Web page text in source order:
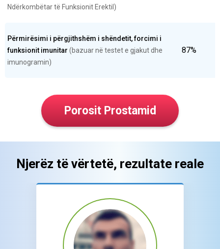
Ndërkombëtar të Funksionit Erektil)
Përmirësimi i përgjithshëm i shëndetit, forcimi i
funksionit imunitar (bazuar në testet e gjakut dhe
imunogramin)
87%
Porosit Prostamid
Njerëz të vërtetë, rezultate reale